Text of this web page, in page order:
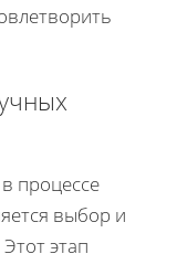
процессе
выбор и
этап